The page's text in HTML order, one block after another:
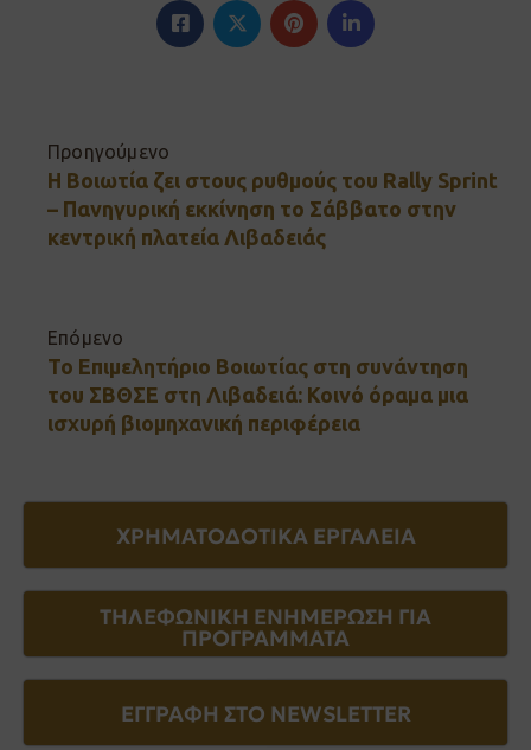
Προηγούμενο
Η Βοιωτία ζει στους ρυθμούς του Rally Sprint
– Πανηγυρική εκκίνηση το Σάββατο στην
κεντρική πλατεία Λιβαδειάς
Επόμενο
Το Επιμελητήριο Βοιωτίας στη συνάντηση
του ΣΒΘΣΕ στη Λιβαδειά: Κοινό όραμα μια
ισχυρή βιομηχανική περιφέρεια
ΧΡΗΜΑΤΟΔΟΤΙΚΑ ΕΡΓΑΛΕΙΑ
ΤΗΛΕΦΩΝΙΚΗ ΕΝΗΜΕΡΩΣΗ ΓΙΑ
ΠΡΟΓΡΑΜΜΑΤΑ
ΕΓΓΡΑΦΗ ΣΤΟ NEWSLETTER